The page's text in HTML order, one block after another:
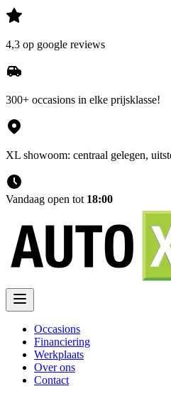
4,3 op google reviews
300+ occasions in elke prijsklasse!
XL showoom: centraal gelegen,
Vandaag open tot 18:00
Occasions
Financiering
Werkplaats
Over ons
Contact